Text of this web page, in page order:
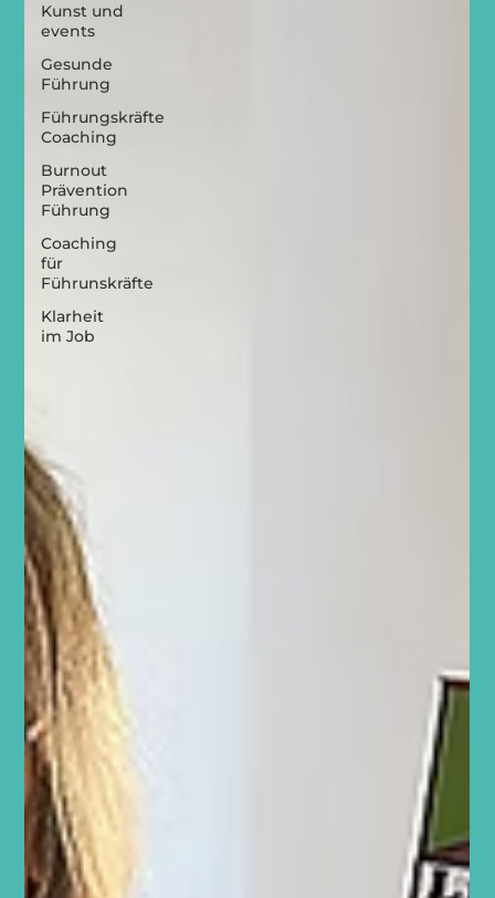
Kunst und
events
Gesunde
Führung
Führungskräfte
Coaching
Burnout
Prävention
Führung
Coaching
für
Führunskräfte
Klarheit
im Job